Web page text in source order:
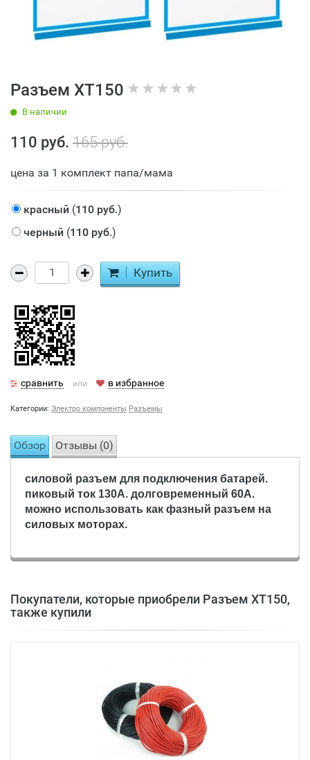
Разъем XT150
В наличии
110 руб. 165 руб.
цена за 1 комплект папа/мама​
красный (110 руб.)
черный (110 руб.)
Купить
сравнить или в избранное
Категории: Электро компоненты Разъемы
Обзор Отзывы (0)
силовой разъем для подключения батарей.
пиковый ток 130А. долговременный 60А.
можно использовать как фазный разъем на
силовых моторах.
Покупатели, которые приобрели Разъем XT150,
также купили